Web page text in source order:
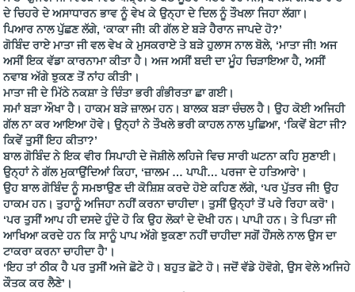
ਦੇ ਚਿਹਰੇ ਦੇ ਅਸਾਧਾਰਨ ਭਾਵ ਨੂੰ ਵੇਖ ਕੇ ਉਨ੍ਹਾ ਦੇ ਦਿਲ ਨੂੰ ਤੌਖਲਾ ਜਿਹਾ ਲੱਗਾ।
ਪਿਆਰ ਨਾਲ ਪੁੱਛਣ ਲੱਗੇ, ‘ਕਾਕਾ ਜੀ! ਕੀ ਗੱਲ ਏ ਬੜੇ ਹੈਰਾਨ ਜਾਪਦੇ ਹੋ?’
ਗੋਬਿੰਦ ਰਾਏ ਮਾਤਾ ਜੀ ਵਲ ਵੇਖ ਕੇ ਮੁਸਕਰਾਏ ਤੇ ਬੜੇ ਹੁਲਾਸ ਨਾਲ ਬੋਲੇ, ‘ਮਾਤਾ ਜੀ! ਅਜ
ਅਸੀਂ ਇਕ ਵੱਡਾ ਕਾਰਨਾਮਾ ਕੀਤਾ ਹੈ। ਅਜ ਅਸੀਂ ਬਦੀ ਦਾ ਮੂੰਹ ਚਿੜਾਇਆ ਹੈ, ਅਸੀਂ
ਨਵਾਬ ਅੱਗੇ ਝੁਕਣ ਤੋਂ ਨਾਂਹ ਕੀਤੀ’।
ਮਾਤਾ ਜੀ ਦੇ ਮਿੱਠੇ ਨਕਸ਼ਾ ਤੇ ਚਿੰਤਾ ਭਰੀ ਗੰਭੀਰਤਾ ਛਾ ਗਈ।
ਸਮਾਂ ਬੜਾ ਔਖਾ ਹੈ। ਹਾਕਮ ਬੜੇ ਜ਼ਾਲਮ ਹਨ। ਬਾਲਕ ਬੜਾ ਚੰਚਲ ਹੈ। ਉਹ ਕੋਈ ਅਜਿਹੀ
ਗੱਲ ਨਾ ਕਰ ਆਇਆ ਹੋਵੇ। ਉਨ੍ਹਾਂ ਨੇ ਤੌਖਲੇ ਭਰੀ ਕਾਹਲ ਨਾਲ ਪੁਛਿਆ, ‘ਕਿਵੇਂ ਬੇਟਾ ਜੀ?
ਕਿਵੇਂ ਤੁਸੀਂ ਇਹ ਕੀਤਾ?’
ਬਾਲ ਗੋਬਿੰਦ ਨੇ ਇਕ ਵੀਰ ਸਿਪਾਹੀ ਦੇ ਜੋਸ਼ੀਲੇ ਲਹਿਜੇ ਵਿਚ ਸਾਰੀ ਘਟਨਾ ਕਹਿ ਸੁਣਾਈ।
ਉਨ੍ਹਾਂ ਨੇ ਗੱਲ ਮੁਕਾਉਂਦਿਆਂ ਕਿਹਾ, ‘ਜ਼ਾਲਮ … ਪਾਪੀ… ਪਰਜਾ ਦੇ ਹਤਿਆਰੇ’।
ਉਹ ਬਾਲ ਗੋਬਿੰਦ ਨੂੰ ਸਮਝਾਉਣ ਦੀ ਕੋਸ਼ਿਸ਼ ਕਰਦੇ ਹੋਏ ਕਹਿਣ ਲੱਗੇ, ‘ਪਰ ਪੁੱਤਰ ਜੀ! ਉਹ
ਹਾਕਮ ਹਨ। ਤੁਹਾਨੂੰ ਅਜਿਹਾ ਨਹੀਂ ਕਰਨਾ ਚਾਹੀਦਾ। ਤੁਸੀਂ ਉਨ੍ਹਾਂ ਤੋਂ ਪਰੇ ਰਿਹਾ ਕਰੋ’।
‘ਪਰ ਤੁਸੀਂ ਆਪ ਹੀ ਦਸਦੇ ਹੁੰਦੇ ਹੋ ਕਿ ਉਹ ਲੋਕਾਂ ਦੇ ਦੋਖੀ ਹਨ। ਪਾਪੀ ਹਨ। ਤੇ ਪਿਤਾ ਜੀ
ਆਖਿਆ ਕਰਦੇ ਹਨ ਕਿ ਸਾਨੂੰ ਪਾਪ ਅੱਗੇ ਝੁਕਣਾ ਨਹੀਂ ਚਾਹੀਦਾ ਸਗੋਂ ਹੌਂਸਲੇ ਨਾਲ ਉਸ ਦਾ
ਟਾਕਰਾ ਕਰਨਾ ਚਾਹੀਦਾ ਹੈ’।
‘ਇਹ ਤਾਂ ਠੀਕ ਹੈ ਪਰ ਤੁਸੀਂ ਅਜੇ ਛੋਟੇ ਹੋ। ਬਹੁਤ ਛੋਟੇ ਹੋ। ਜਦੋਂ ਵੱਡੇ ਹੋਵੋਗੇ, ਉਸ ਵੇਲੇ ਅਜਿਹੇ
ਕੌਤਕ ਕਰ ਲੈਣੇ’।